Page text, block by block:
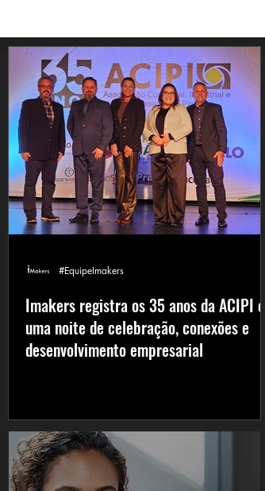
Imakers registra os 35 anos da ACIPI em
uma noite de celebração, conexões e
desenvolvimento empresarial
#EquipeImakers